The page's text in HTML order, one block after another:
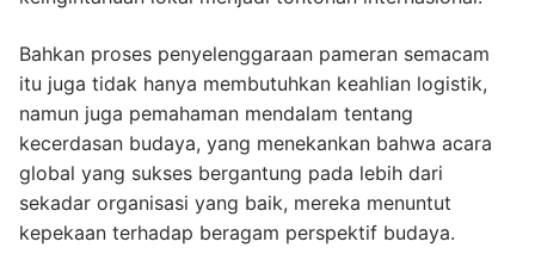
Bahkan proses penyelenggaraan pameran semacam
itu juga tidak hanya membutuhkan keahlian logistik,
namun juga pemahaman mendalam tentang
kecerdasan budaya, yang menekankan bahwa acara
global yang sukses bergantung pada lebih dari
sekadar organisasi yang baik, mereka menuntut
kepekaan terhadap beragam perspektif budaya.